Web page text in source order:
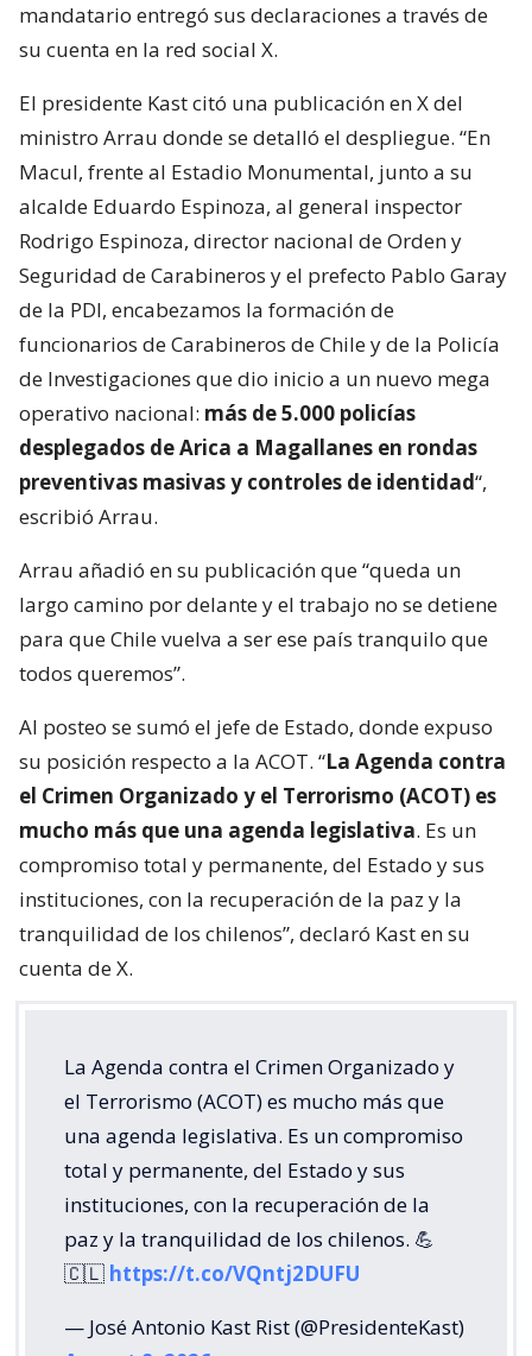
mandatario entregó sus declaraciones a través de
su cuenta en la red social X.
El presidente Kast citó una publicación en X del
ministro Arrau donde se detalló el despliegue. “En
Macul, frente al Estadio Monumental, junto a su
alcalde Eduardo Espinoza, al general inspector
Rodrigo Espinoza, director nacional de Orden y
Seguridad de Carabineros y el prefecto Pablo Garay
de la PDI, encabezamos la formación de
funcionarios de Carabineros de Chile y de la Policía
de Investigaciones que dio inicio a un nuevo mega
operativo nacional: más de 5.000 policías
desplegados de Arica a Magallanes en rondas
preventivas masivas y controles de identidad“,
escribió Arrau.
Arrau añadió en su publicación que “queda un
largo camino por delante y el trabajo no se detiene
para que Chile vuelva a ser ese país tranquilo que
todos queremos”.
Al posteo se sumó el jefe de Estado, donde expuso
su posición respecto a la ACOT. “La Agenda contra
el Crimen Organizado y el Terrorismo (ACOT) es
mucho más que una agenda legislativa. Es un
compromiso total y permanente, del Estado y sus
instituciones, con la recuperación de la paz y la
tranquilidad de los chilenos”, declaró Kast en su
cuenta de X.
La Agenda contra el Crimen Organizado y
el Terrorismo (ACOT) es mucho más que
una agenda legislativa. Es un compromiso
total y permanente, del Estado y sus
instituciones, con la recuperación de la
paz y la tranquilidad de los chilenos. 💪
🇨🇱 https://t.co/VQntj2DUFU
— José Antonio Kast Rist (@PresidenteKast)